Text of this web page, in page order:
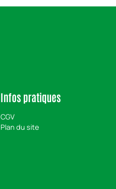
Infos pratiques
CGV
Plan du site